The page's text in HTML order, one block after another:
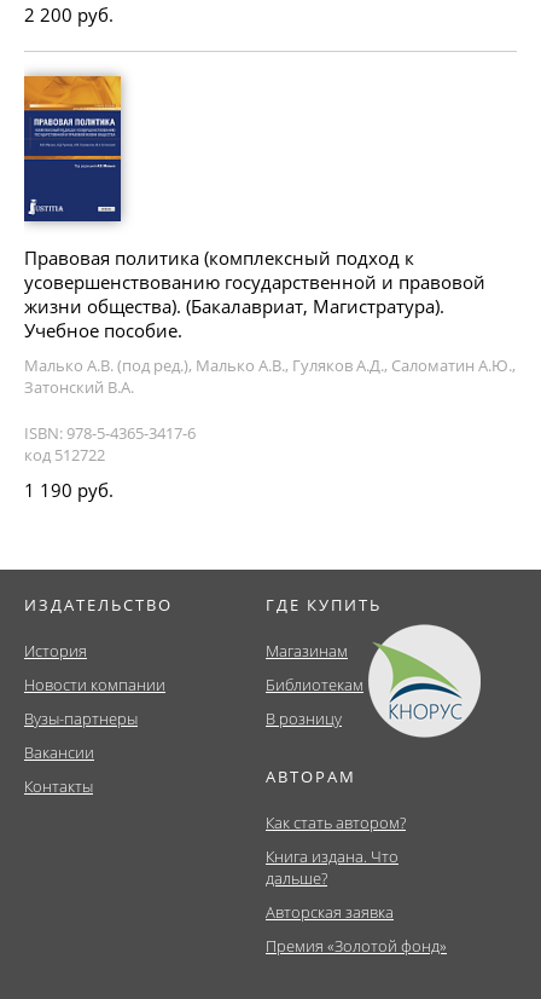
2 200 руб.
Правовая политика (комплексный подход к
усовершенствованию государственной и правовой
жизни общества). (Бакалавриат, Магистратура).
Учебное пособие.
Малько А.В. (под ред.), Малько А.В., Гуляков А.Д., Саломатин А.Ю.,
Затонский В.А.
ISBN: 978-5-4365-3417-6
код 512722
1 190 руб.
ИЗДАТЕЛЬСТВО
История
Новости компании
Вузы-партнеры
Вакансии
Контакты
ГДЕ КУПИТЬ
Магазинам
Библиотекам
В розницу
АВТОРАМ
Как стать автором?
Книга издана. Что
дальше?
Авторская заявка
Премия «Золотой фонд»